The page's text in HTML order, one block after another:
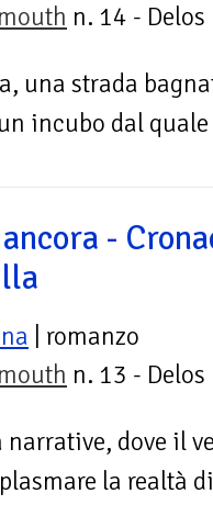
n. 14 - Delos
una strada
incubo dal
-
| romanzo
n. 13 - Delos
dove il
la realtà